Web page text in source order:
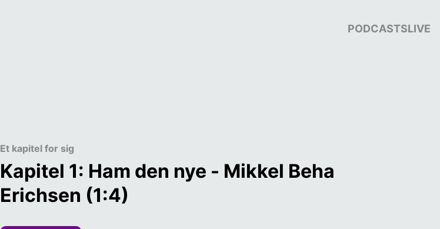
PODCASTSLIVE
Et kapitel for sig
Kapitel 1: Ham den nye - Mikkel Beha
Erichsen (1:4)